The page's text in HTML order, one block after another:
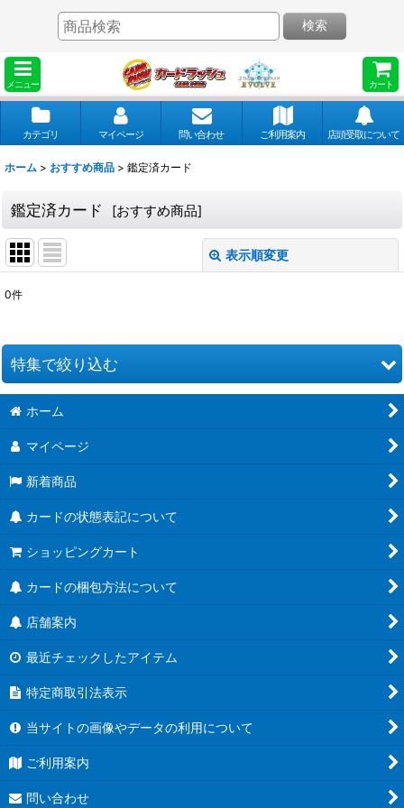
メニュー カート
検索
カテゴリ マイページ 問い合わせ ご利用案内 店頭受取について
ホーム > おすすめ商品 > 鑑定済カード
鑑定済カード [おすすめ商品]
表示順変更
並び順 :
0件
特集で絞り込む
ブースターパック第21弾「Academy Royale/アカデミー・ロワ
イヤル」
ブースターパック第20弾「絶傑を継ぐ者」
ブースターパック第19弾「天魔八虐」
コラボパック「プリンセスコネクト！Re:Dive」
プレミアムカードセット「プリンセスコネクト！Re:Dive」
ブースターパック第18弾「新約都市・透京」
EXビギナーデッキ
ブースターパック第17弾「ConvergentDestinies/コンヴァージ
EXコラボパック「アイドルマスター シンデレラガールズ」
ブースターパック第16弾「新たなる創世」
ホーム
マイページ
新着商品
カードの状態表記について
ショッピングカート
カードの梱包方法について
店舗案内
最近チェックしたアイテム
特定商取引法表示
当サイトの画像やデータの利用について
ご利用案内
問い合わせ